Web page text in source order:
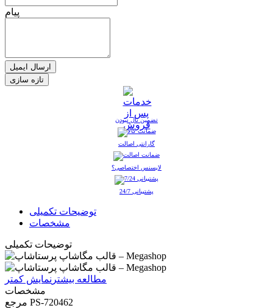
پیام
ارسال ایمیل
تضمین نال نبودن
گارانتی اصالت
لایسنس اختصاصی؟
پشتیبانی 24/7
توضیحات تکمیلی
مشخصات
توضیحات تکمیلی
مطالعه بیشتر نمایش کمتر
مشخصات
PS-720462